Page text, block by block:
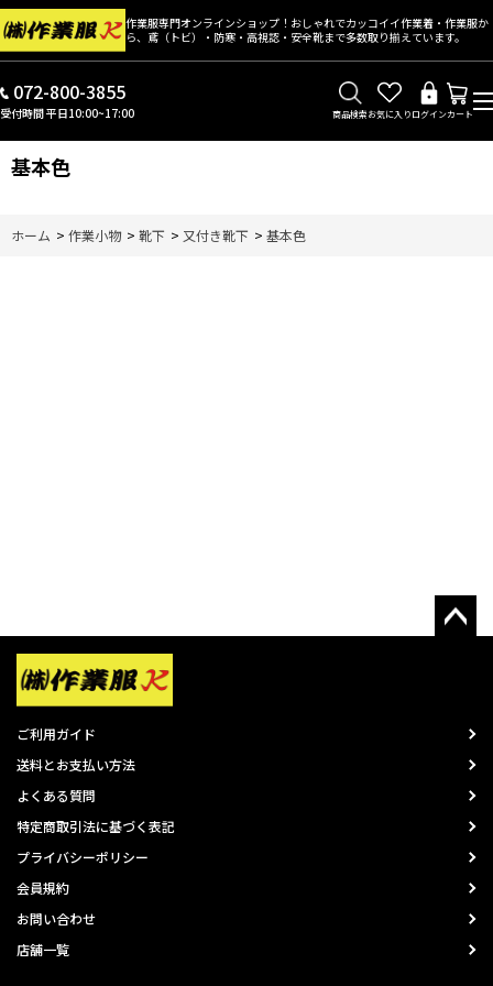
作業服専門オンラインショップ！おしゃれでカッコイイ作業着・作業服か
ら、鳶（トビ）・防寒・高視認・安全靴まで多数取り揃えています。
072-800-3855
受付時間 平日10:00~17:00 商品検索お気に入りログインカート
基本色
ホーム > 作業小物 > 靴下 > 又付き靴下 > 基本色
ご利用ガイド
送料とお支払い方法
よくある質問
特定商取引法に基づく表記
プライバシーポリシー
会員規約
お問い合わせ
店舗一覧